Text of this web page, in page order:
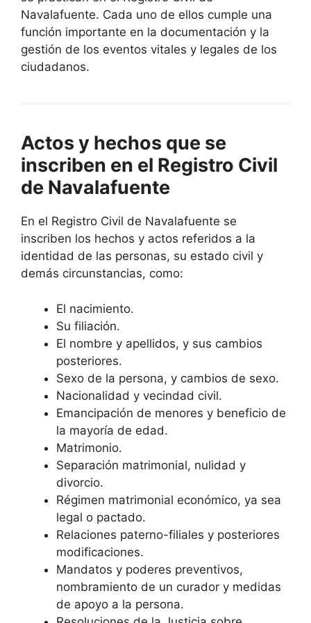
Navalafuente. Cada uno de ellos cumple una
función importante en la documentación y la
gestión de los eventos vitales y legales de los
ciudadanos.
Actos y hechos que se
inscriben en el Registro Civil
de Navalafuente
En el Registro Civil de Navalafuente se
inscriben los hechos y actos referidos a la
identidad de las personas, su estado civil y
demás circunstancias, como:
El nacimiento.
Su filiación.
El nombre y apellidos, y sus cambios
posteriores.
Sexo de la persona, y cambios de sexo.
Nacionalidad y vecindad civil.
Emancipación de menores y beneficio de
la mayoría de edad.
Matrimonio.
Separación matrimonial, nulidad y
divorcio.
Régimen matrimonial económico, ya sea
legal o pactado.
Relaciones paterno-filiales y posteriores
modificaciones.
Mandatos y poderes preventivos,
nombramiento de un curador y medidas
de apoyo a la persona.